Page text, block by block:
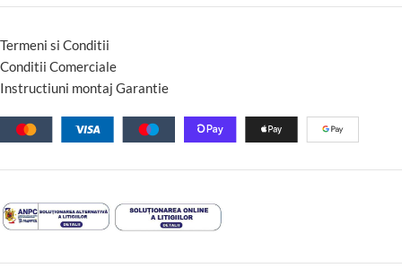
Termeni si Conditii
Conditii Comerciale
Instructiuni montaj Garantie